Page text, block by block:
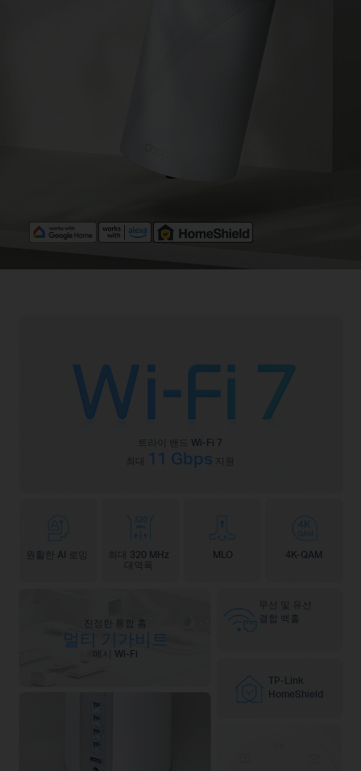
트라이 밴드 Wi-Fi 7
최대 11 Gbps 지원
원활한 AI 로밍
최대 320 MHz
대역폭
MLO 4K-QAM
진정한 통합 홈
멀티 기가비트
메시 Wi-Fi
무선 및 유선
결합 백홀
TP-Link
HomeShield